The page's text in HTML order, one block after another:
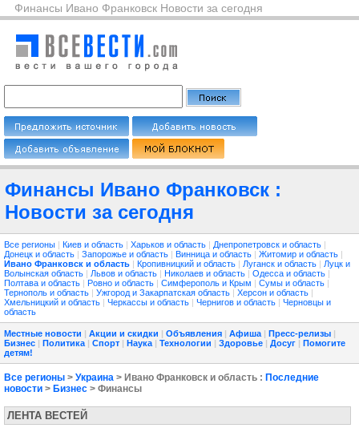
Финансы Ивано Франковск Новости за сегодня
Финансы Ивано Франковск :
Новости за сегодня
Все регионы | Киев и область | Харьков и область | Днепропетровск и область |
Донецк и область | Запорожье и область | Винница и область | Житомир и область |
Ивано Франковск и область | Кропивницкий и область | Луганск и область | Луцк и
Волынская область | Львов и область | Николаев и область | Одесса и область |
Полтава и область | Ровно и область | Симферополь и Крым | Сумы и область |
Тернополь и область | Ужгород и Закарпатская область | Херсон и область |
Хмельницкий и область | Черкассы и область | Чернигов и область | Черновцы и
область
Местные новости | Акции и скидки | Объявления | Афиша | Пресс-релизы |
Бизнес | Политика | Спорт | Наука | Технологии | Здоровье | Досуг | Помогите
детям!
Все регионы > Украина > Ивано Франковск и область : Последние
новости > Бизнес > Финансы
ЛЕНТА ВЕСТЕЙ